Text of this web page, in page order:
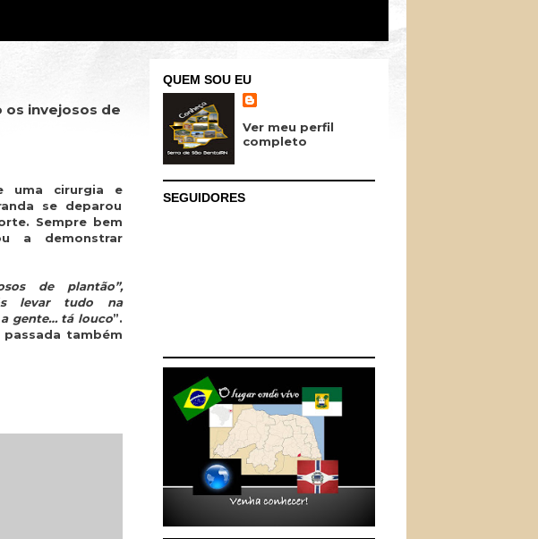
os invejosos de
uma cirurgia e
se deparou
Sempre bem
a demonstrar
de plantão”,
levar tudo na
gente… tá louco”.
passada também
QUEM SOU EU
Ver meu perfil
completo
SEGUIDORES